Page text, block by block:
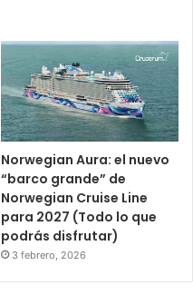
Norwegian Aura: el nuevo
“barco grande” de
Norwegian Cruise Line
para 2027 (Todo lo que
podrás disfrutar)
3 febrero, 2026